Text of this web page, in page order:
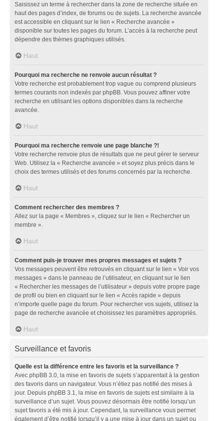
Saisissez un terme à rechercher dans la zone de recherche située en
haut des pages d’index, de forums ou de sujets. La recherche avancée
est accessible en cliquant sur le lien « Recherche avancée »
disponible sur toutes les pages du forum. L’accès à la recherche peut
dépendre des thèmes graphiques utilisés.
Haut
Pourquoi ma recherche ne renvoie aucun résultat ?
Votre recherche est probablement trop vague ou comprend plusieurs
termes courants non indexés par phpBB. Vous pouvez affiner votre
recherche en utilisant les options disponibles dans la recherche
avancée.
Haut
Pourquoi ma recherche renvoie une page blanche ?!
Votre recherche renvoie plus de résultats que ne peut gérer le serveur
Web. Utilisez la « Recherche avancée » et soyez plus précis dans le
choix des termes utilisés et des forums concernés par la recherche.
Haut
Comment rechercher des membres ?
Allez sur la page « Membres », cliquez sur le lien « Rechercher un
membre ».
Haut
Comment puis-je trouver mes propres messages et sujets ?
Vos messages peuvent être retrouvés en cliquant sur le lien « Voir vos
messages » dans le panneau de l’utilisateur, en cliquant sur le lien
« Rechercher les messages de l’utilisateur » depuis votre propre page
de profil ou bien en cliquant sur le lien « Accès rapide » depuis
n’importe quelle page du forum. Pour rechercher vos sujets, utilisez la
page de recherche avancée et choisissez les paramètres appropriés.
Haut
Surveillance et favoris
Quelle est la différence entre les favoris et la surveillance ?
Avec phpBB 3.0, la mise en favoris de sujets s’apparentait à la gestion
des favoris dans un navigateur. Vous n’étiez pas notifié des mises à
jour. Depuis phpBB 3.1, la mise en favoris de sujets est similaire à la
surveillance d’un sujet. Vous pouvez désormais être notifié lorsqu’un
sujet favoris a été mis à jour. Cependant, la surveillance vous permet
également d’être notifié lorsqu’il y a une mise à jour dans un sujet ou